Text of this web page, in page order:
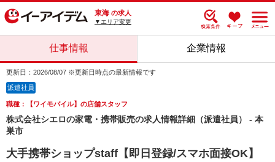
東海 の求人
▼エリア変更
仕事情報 企業情報
更新日：2026/08/07 ※更新日時点の最新情報です
派遣社員
職種：【ワイモバイル】の店舗スタッフ
株式会社シエロの家電・携帯販売の求人情報詳細（派遣社員） - 本
巣市
大手携帯ショップstaff【即日登録/スマホ面接OK】